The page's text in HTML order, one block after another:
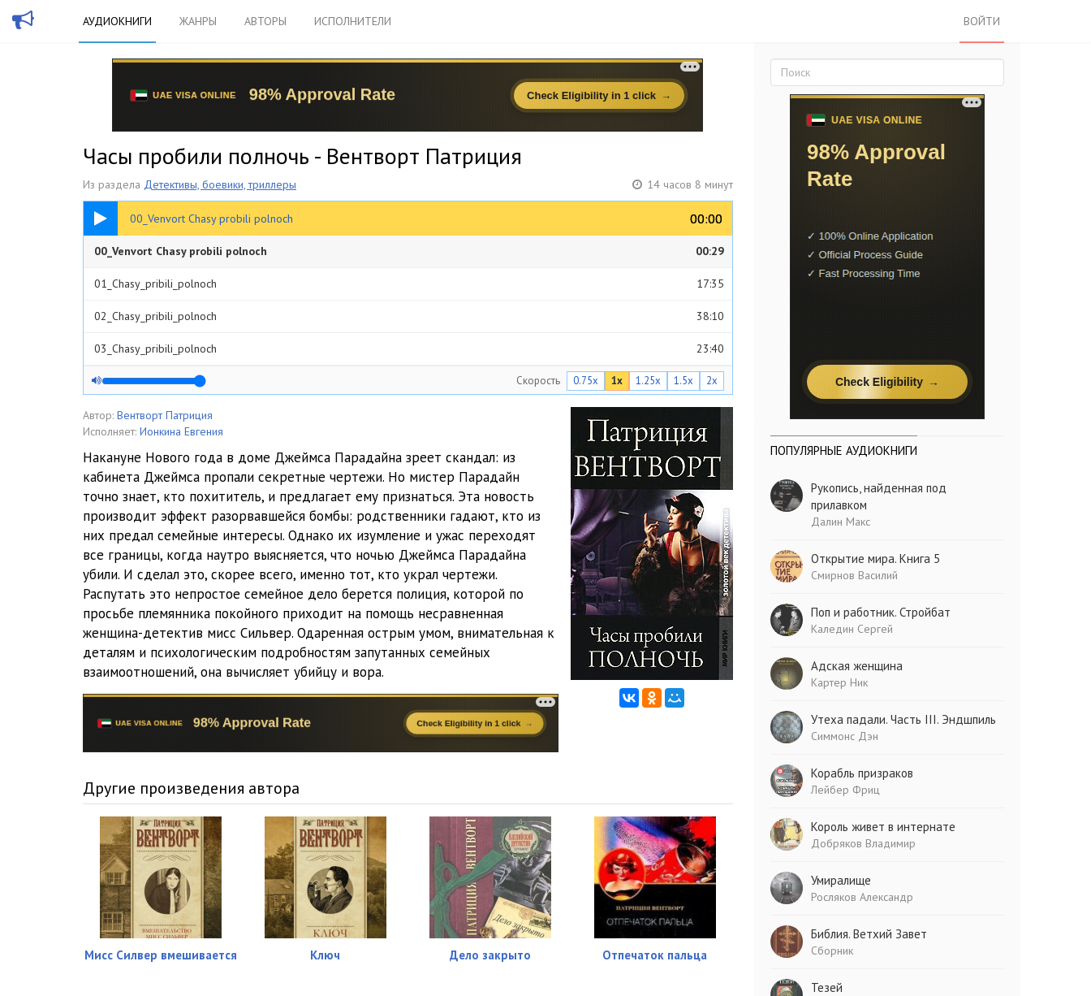
АУДИОКНИГИ ЖАНРЫ АВТОРЫ ИСПОЛНИТЕЛИ ВОЙТИ
Часы пробили полночь - Вентворт Патриция
Из раздела Детективы, боевики, триллеры 14 часов 8 минут
00_Venvort Chasy probili polnoch 00:00
00:00
00:29
00_Venvort Chasy probili polnoch 00:29
01_Chasy_pribili_polnoch 17:35
02_Chasy_pribili_polnoch 38:10
03_Chasy_pribili_polnoch 23:40
04_Chasy_pribili_polnoch 17:26
05_Chasy_pribili_polnoch
20:52
07_Chasy_pribili_polnoch 08:35
08_Chasy_pribili_polnoch 10:29
09_Chasy_pribili_polnoch 30:48
10_Chasy_pribili_polnoch 07:26
11_Chasy_pribili_polnoch 07:45
12_Chasy_pribili_polnoch 14:17
13_Chasy_pribili_polnoch
17_Chasy_pribili_polnoch 12:25
18_Chasy_pribili_polnoch 23:05
19_Chasy_pribili_polnoch 39:42
20_Chasy_pribili_polnoch
21_Chasy_pribili_polnoch
22_Chasy_pribili_polnoch 09:08
Скорость 0.75x 1x 1.25x 1.5x 2x
Автор: Вентворт Патриция
Исполняет: Ионкина Евгения
Накануне Нового года в доме Джеймса Парадайна зреет скандал: из
кабинета Джеймса пропали секретные чертежи. Но мистер Парадайн
точно знает, кто похититель, и предлагает ему признаться. Эта новость
производит эффект разорвавшейся бомбы: родственники гадают, кто из
них предал семейные интересы. Однако их изумление и ужас переходят
все границы, когда наутро выясняется, что ночью Джеймса Парадайна
убили. И сделал это, скорее всего, именно тот, кто украл чертежи.
Распутать это непростое семейное дело берется полиция, которой по
просьбе племянника покойного приходит на помощь несравненная
женщина-детектив мисс Сильвер. Одаренная острым умом, внимательная к
деталям и психологическим подробностям запутанных семейных
взаимоотношений, она вычисляет убийцу и вора.
Другие произведения автора
Мисс Силвер вмешивается Ключ Дело закрыто Отпечаток пальца
ПОПУЛЯРНЫЕ АУДИОКНИГИ
Рукопись, найденная под
прилавком
Далин Макс
Открытие мира. Книга 5
Смирнов Василий
Поп и работник. Стройбат
Каледин Сергей
Адская женщина
Картер Ник
Утеха падали. Часть III. Эндшпиль
Симмонс Дэн
Корабль призраков
Лейбер Фриц
Король живет в интернате
Добряков Владимир
Умиралище
Росляков Александр
Библия. Ветхий Завет
Сборник
Тезей